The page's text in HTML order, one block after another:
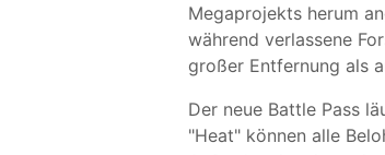
Megaprojekts herum
während verlassene
großer Entfernung als
Der neue Battle Pass
"Heat" können alle